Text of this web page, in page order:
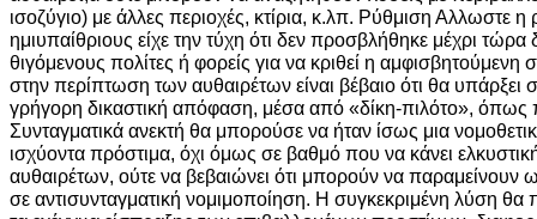
ισοζύγιο) με άλλες περιοχές, κτίρια, κ.λπ. Ρύθμιση Αλλωστε η
ημιυπαίθριους είχε την τύχη ότι δεν προσβλήθηκε μέχρι
θιγόμενους πολίτες ή φορείς για να κριθεί η αμφισβητούμενη
στην περίπτωση των αυθαιρέτων είναι βέβαιο ότι θα
γρήγορη δικαστική απόφαση, μέσα από «δίκη-πιλότο», όπως
Συνταγματικά ανεκτή θα μπορούσε να ήταν ίσως μια
ισχύοντα πρόστιμα, όχι όμως σε βαθμό που να κάνει
αυθαιρέτων, ούτε να βεβαιώνει ότι μπορούν να παραμείνουν
σε αντισυνταγματική νομιμοποίηση. Η συγκεκριμένη λύση θα